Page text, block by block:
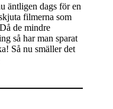
äntligen dags för en
filmerna som
de mindre
så har man sparat
Så nu smäller det